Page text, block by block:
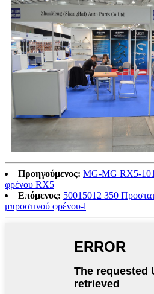
Προηγούμενος: MG-MG RX5-
φρένου RX5
Επόμενος: 50015012 350
μπροστινού φρένου-l